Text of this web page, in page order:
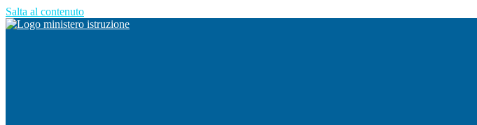
Salta al contenuto